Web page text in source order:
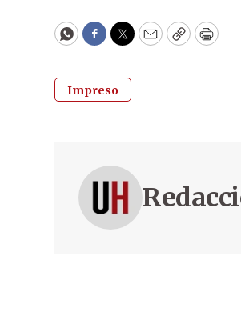
WhatsApp
Facebook
Twitter
EmailCopyPrint
Impreso